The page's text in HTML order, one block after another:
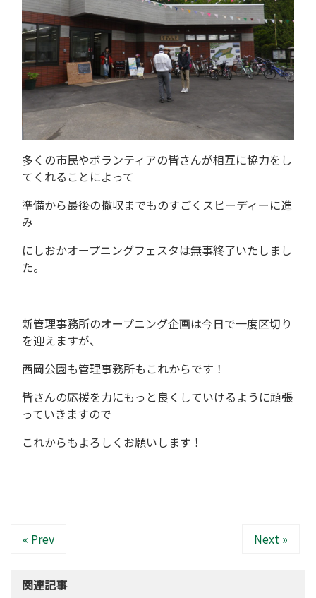
多くの市民やボランティアの皆さんが相互に協力をし
てくれることによって
準備から最後の撤収までものすごくスピーディーに進
み
にしおかオープニングフェスタは無事終了いたしまし
た。
新管理事務所のオープニング企画は今日で一度区切り
を迎えますが、
西岡公園も管理事務所もこれからです！
皆さんの応援を力にもっと良くしていけるように頑張
っていきますので
これからもよろしくお願いします！
« Prev Next »
関連記事